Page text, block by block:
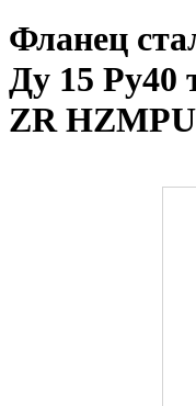
Фланец
Ду 15 Ру40
ZR HZMPU